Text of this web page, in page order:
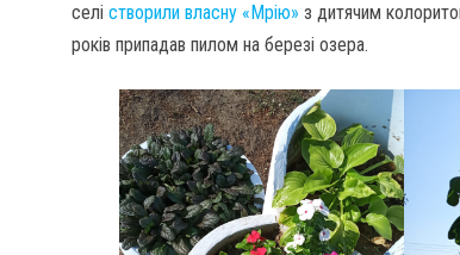
селі створили власну «Мрію» з дитячим
років припадав пилом на березі озера.